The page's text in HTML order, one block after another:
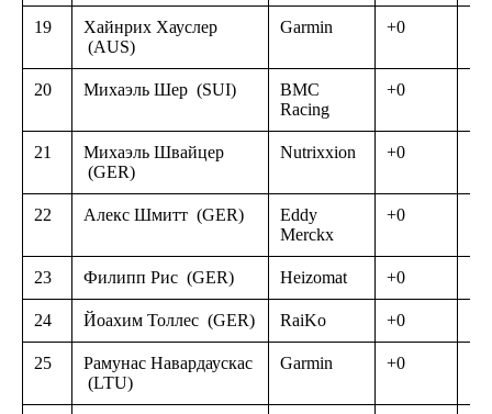
19
Хайнрих Хауслер
(AUS)
Garmin +0
20 Михаэль Шер (SUI)
BMC
Racing
+0
21
Михаэль Швайцер
(GER)
Nutrixxion +0
22 Алекс Шмитт (GER)
Eddy
Merckx
+0
23 Филипп Рис (GER) Heizomat +0
24 Йоахим Толлес (GER) RaiKo +0
25
Рамунас Навардаускас
(LTU)
Garmin +0